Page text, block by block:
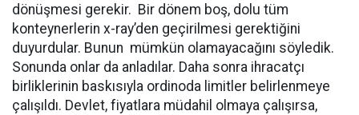
dönüşmesi gerekir. Bir dönem boş, dolu tüm
konteynerlerin x-ray’den geçirilmesi gerektiğini
duyurdular. Bunun mümkün olamayacağını söyledik.
Sonunda onlar da anladılar. Daha sonra ihracatçı
birliklerinin baskısıyla ordinoda limitler belirlenmeye
çalışıldı. Devlet, fiyatlara müdahil olmaya çalışırsa,